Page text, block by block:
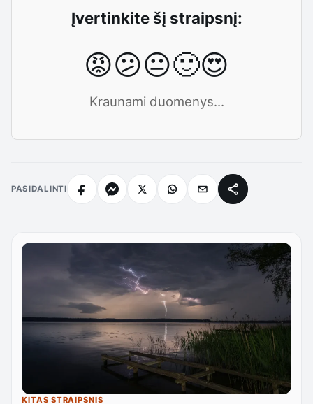
Įvertinkite šį straipsnį:
😡😕😐🙂😍
Kraunami duomenys...
PASIDALINTI
KITAS STRAIPSNIS